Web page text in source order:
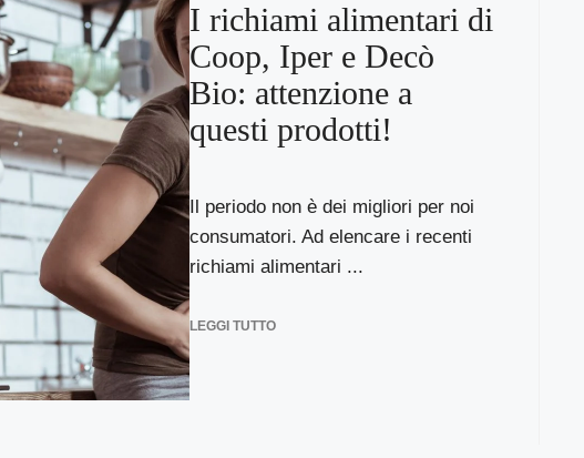
I richiami alimentari di
Coop, Iper e Decò
Bio: attenzione a
questi prodotti!
Il periodo non è dei migliori per noi
consumatori. Ad elencare i recenti
richiami alimentari ...
LEGGI TUTTO